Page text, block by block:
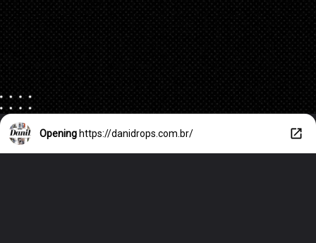
Opening https://danidrops.com.br/